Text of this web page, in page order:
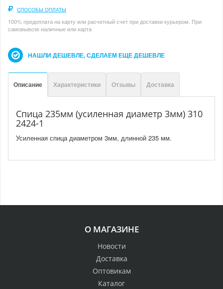
СПОСОБЫ ОПЛАТЫ
100% предоплата на карту или расчетный счет при доставки курьером. При
самовывозе наличные или карта
НАШЛИ ДЕШЕВЛЕ, СДЕЛАЕМ ЕЩЕ ДЕШЕВЛЕ
Описание Характеристики Отзывы Доставка
Спица 235мм (усиленная диаметр 3мм) 310
2424-1
Усиленная спица диаметром 3мм, длинной 235 мм.
О МАГАЗИНЕ
Новости
Доставка
Оптовикам
Каталог